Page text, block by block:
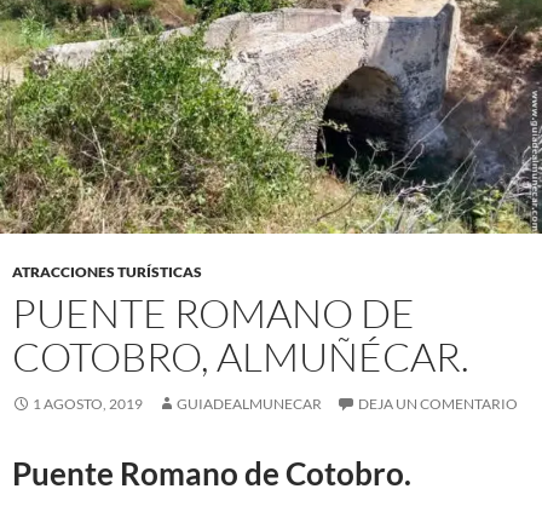
ATRACCIONES TURÍSTICAS
PUENTE ROMANO DE
COTOBRO, ALMUÑÉCAR.
1 AGOSTO, 2019 GUIADEALMUNECAR DEJA UN COMENTARIO
Puente Romano de Cotobro.